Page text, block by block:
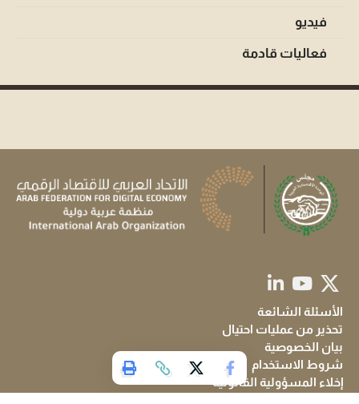
فيديو
فعاليات قادمة
الأسئلة الشائعة
تحذير من عمليات احتيال
بيان الخصوصية
شروط الاستخدام
إخلاء المسؤولية القانونية